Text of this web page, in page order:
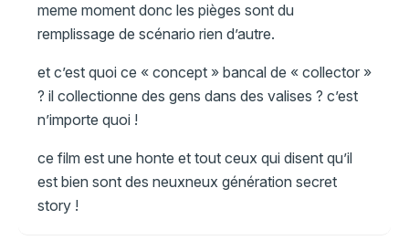
meme moment donc les pièges sont du
remplissage de scénario rien d’autre.
et c’est quoi ce « concept » bancal de « collector »
? il collectionne des gens dans des valises ? c’est
n’importe quoi !
ce film est une honte et tout ceux qui disent qu’il
est bien sont des neuxneux génération secret
story !